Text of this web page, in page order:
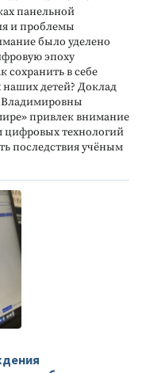
панельной
и проблемы
было уделено
эпоху
сохранить в себе
наших детей? Доклад
Владимировны
привлек внимание
цифровых технологий
последствия учёным